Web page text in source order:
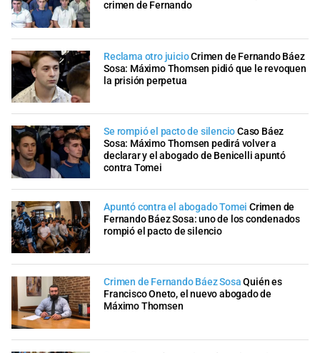
crimen de Fernando
Reclama otro juicioCrimen de Fernando Báez
Sosa: Máximo Thomsen pidió que le revoquen
la prisión perpetua
Se rompió el pacto de silencioCaso Báez
Sosa: Máximo Thomsen pedirá volver a
declarar y el abogado de Benicelli apuntó
contra Tomei
Apuntó contra el abogado Tomei Crimen de
Fernando Báez Sosa: uno de los condenados
rompió el pacto de silencio
Crimen de Fernando Báez Sosa Quién es
Francisco Oneto, el nuevo abogado de
Máximo Thomsen